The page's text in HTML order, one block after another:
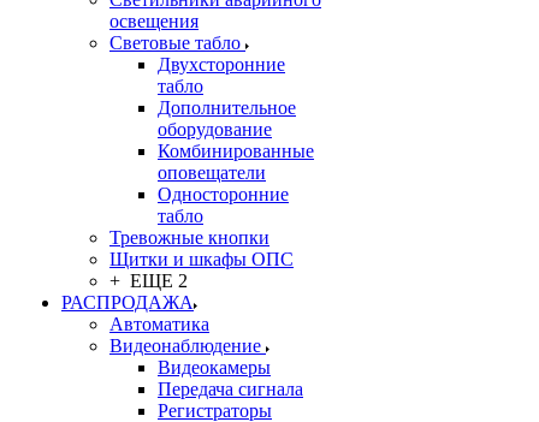
освещения
Световые табло
Двухсторонние
табло
Дополнительное
оборудование
Комбинированные
оповещатели
Односторонние
табло
Тревожные кнопки
Щитки и шкафы ОПС
+ ЕЩЕ 2
РАСПРОДАЖА
Автоматика
Видеонаблюдение
Видеокамеры
Передача сигнала
Регистраторы